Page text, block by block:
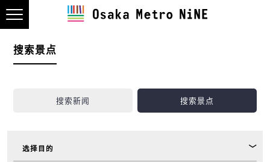
搜索景点
搜索新闻 搜索景点
选择目的